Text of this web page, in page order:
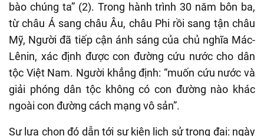
bào chúng ta” (2). Trong hành trình 30 năm bôn ba,
từ châu Á sang châu Âu, châu Phi rồi sang tận châu
Mỹ, Người đã tiếp cận ánh sáng của chủ nghĩa Mác-
Lênin, xác định được con đường cứu nước cho dân
tộc Việt Nam. Người khẳng định: “muốn cứu nước và
giải phóng dân tộc không có con đường nào khác
ngoài con đường cách mạng vô sản”.
Sự lựa chọn đó dẫn tới sự kiện lịch sử trọng đại: ngày